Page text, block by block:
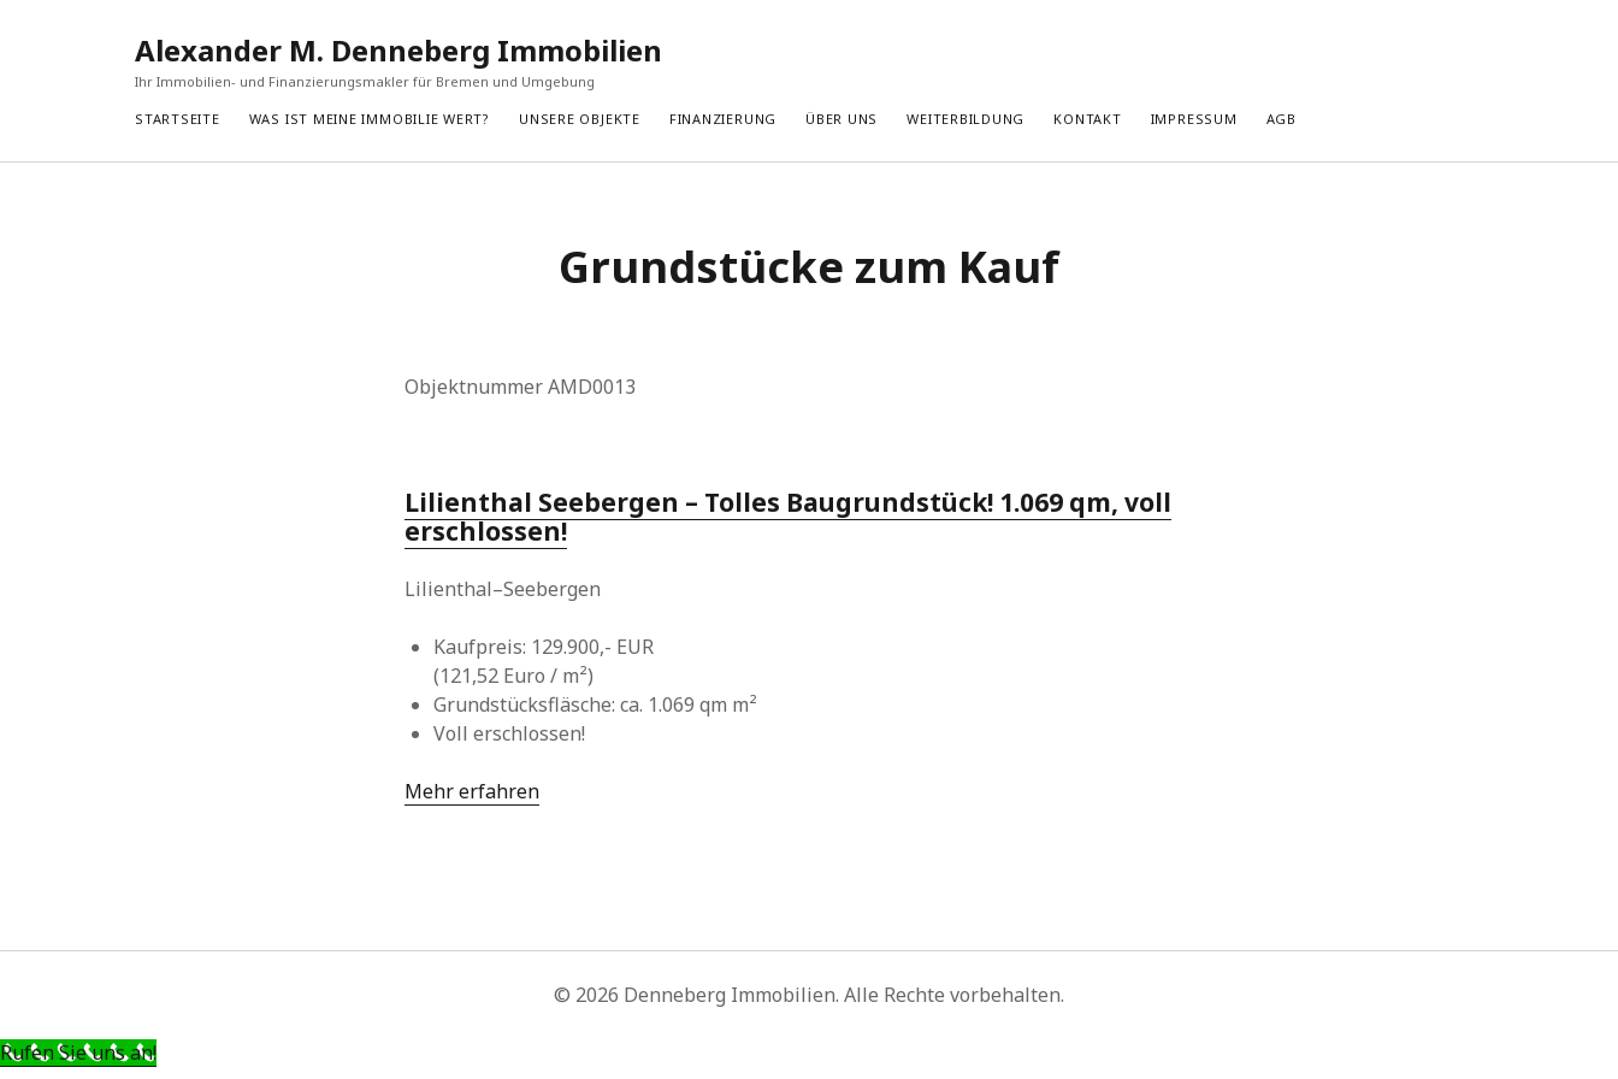
Alexander M. Denneberg Immobilien
Ihr Immobilien- und Finanzierungsmakler für Bremen und Umgebung
STARTSEITE WAS IST MEINE IMMOBILIE WERT? UNSERE OBJEKTE FINANZIERUNG ÜBER UNS WEITERBILDUNG KONTAKT IMPRESSUM AGB
Grundstücke zum Kauf
Objektnummer AMD0013
Lilienthal Seebergen – Tolles Baugrundstück! 1.069 qm, voll
erschlossen!
Lilienthal–Seebergen
Kaufpreis: 129.900,- EUR
(121,52 Euro / m²)
Grundstücksfläsche: ca. 1.069 qm m²
Voll erschlossen!
Mehr erfahren
© 2026 Denneberg Immobilien. Alle Rechte vorbehalten.
Rufen Sie uns an!